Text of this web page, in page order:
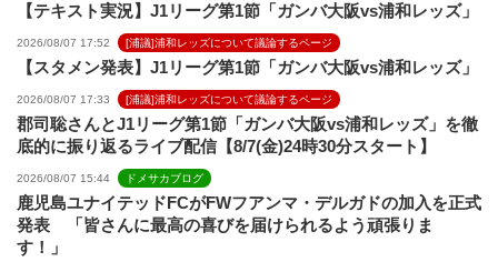
【テキスト実況】J1リーグ第1節「ガンバ大阪vs浦和レッズ」
2026/08/07 17:52 [浦議]浦和レッズについて議論するページ
【スタメン発表】J1リーグ第1節「ガンバ大阪vs浦和レッズ」
2026/08/07 17:33 [浦議]浦和レッズについて議論するページ
郡司聡さんとJ1リーグ第1節「ガンバ大阪vs浦和レッズ」を徹
底的に振り返るライブ配信【8/7(金)24時30分スタート】
2026/08/07 15:44 ドメサカブログ
鹿児島ユナイテッドFCがFWフアンマ・デルガドの加入を正式
発表 「皆さんに最高の喜びを届けられるよう頑張りま
す！」